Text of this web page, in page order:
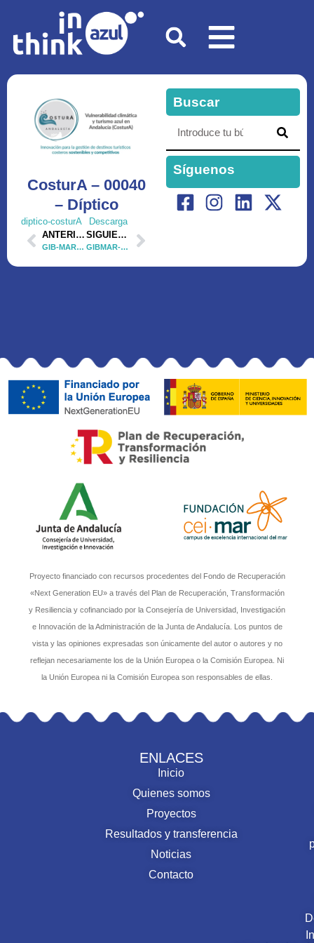
CosturA – 00040
– Díptico
diptico-costurA
Descarga
ANTERIOR
GIB-MAR BB – 00025 – Entrevista en Canal Sur Radio
SIGUIENTE
GIBMAR-BB – 00025 – Reportaje Canal Sur 1
Buscar
Síguenos
Proyecto financiado con recursos procedentes del Fondo de Recuperación
«Next Generation EU» a través del Plan de Recuperación, Transformación
y Resiliencia y cofinanciado por la Consejería de Universidad, Investigación
e Innovación de la Administración de la Junta de Andalucía. Los puntos de
vista y las opiniones expresadas son únicamente del autor o autores y no
reflejan necesariamente los de la Unión Europea o la Comisión Europea. Ni
la Unión Europea ni la Comisión Europea son responsables de ellas.
ENLACES
Inicio
Quienes somos
Proyectos
Resultados y transferencia
Noticias
Contacto